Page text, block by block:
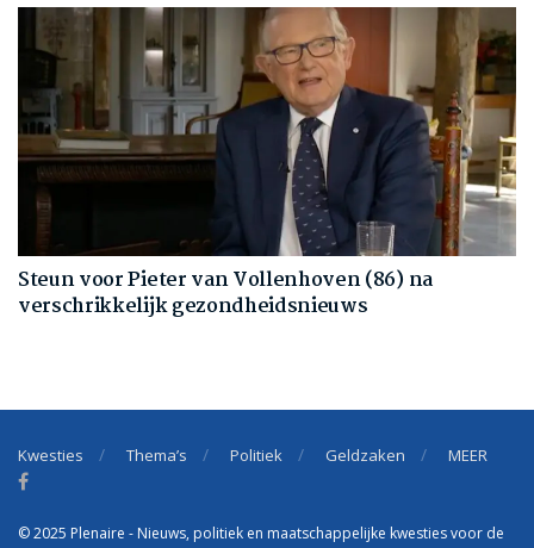
Steun voor Pieter van Vollenhoven (86) na
verschrikkelijk gezondheidsnieuws
Kwesties Thema’s Politiek Geldzaken MEER
© 2025 Plenaire - Nieuws, politiek en maatschappelijke kwesties voor de